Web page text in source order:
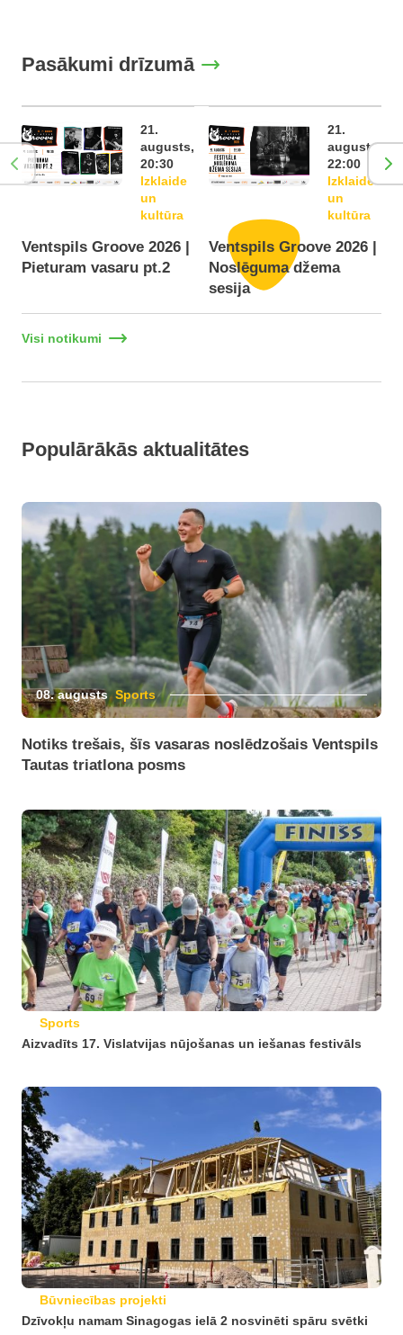
Pasākumi drīzumā
21.
augusts,
20:30
Izklaide
un
kultūra
Ventspils Groove 2026 |
Pieturam vasaru pt.2
21.
augusts,
22:00
Izklaide
un
kultūra
Ventspils Groove 2026 |
Noslēguma džema
sesija
Visi notikumi
Populārākās aktualitātes
08. augusts Sports
Notiks trešais, šīs vasaras noslēdzošais Ventspils
Tautas triatlona posms
Sports
Aizvadīts 17. Vislatvijas nūjošanas un iešanas festivāls
Būvniecības projekti
Dzīvokļu namam Sinagogas ielā 2 nosvinēti spāru svētki